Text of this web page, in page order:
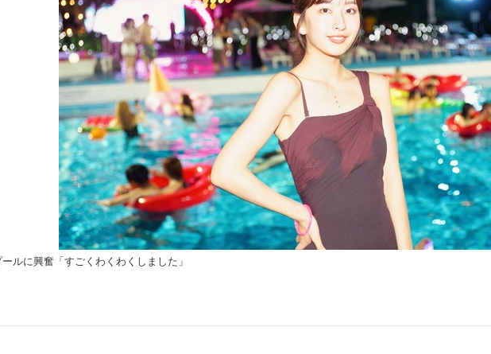
ルに興奮「すごくわくわくしました」